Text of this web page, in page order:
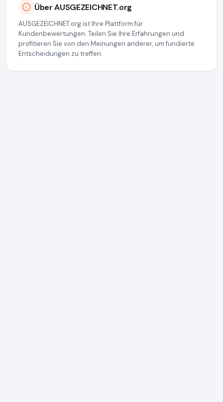
Über AUSGEZEICHNET.org
AUSGEZEICHNET.org ist Ihre Plattform für
Kundenbewertungen. Teilen Sie Ihre Erfahrungen und
profitieren Sie von den Meinungen anderer, um fundierte
Entscheidungen zu treffen.